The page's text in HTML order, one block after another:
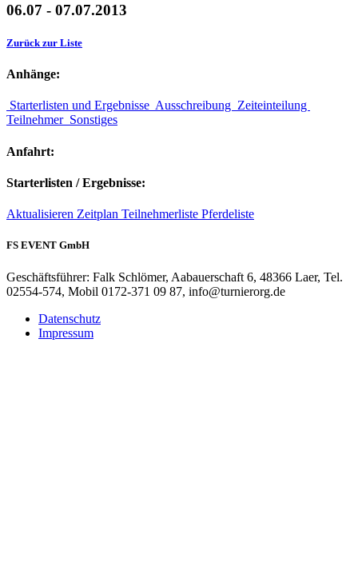
06.07 - 07.07.2013
Zurück zur Liste
Anhänge:
Starterlisten und Ergebnisse Ausschreibung Zeiteinteilung
Teilnehmer Sonstiges
Anfahrt:
Starterlisten / Ergebnisse:
Aktualisieren Zeitplan Teilnehmerliste Pferdeliste
FS EVENT GmbH
Geschäftsführer: Falk Schlömer, Aabauerschaft 6, 48366 Laer, Tel.
02554-574, Mobil 0172-371 09 87, info@turnierorg.de
Datenschutz
Impressum